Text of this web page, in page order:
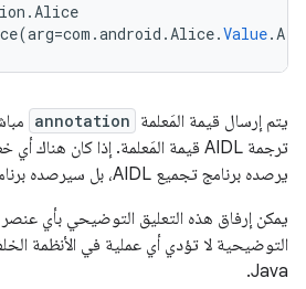
.Alice
(arg=com .android .Alice.Value.A
يتم إرسال قيمة المَعلمة annotation
يرصده برنامج تجميع AIDL، بل سيرصده برنامج تجميع Java.
التوضيحية لا تؤدي أي عملية في الأنظمة
Java.